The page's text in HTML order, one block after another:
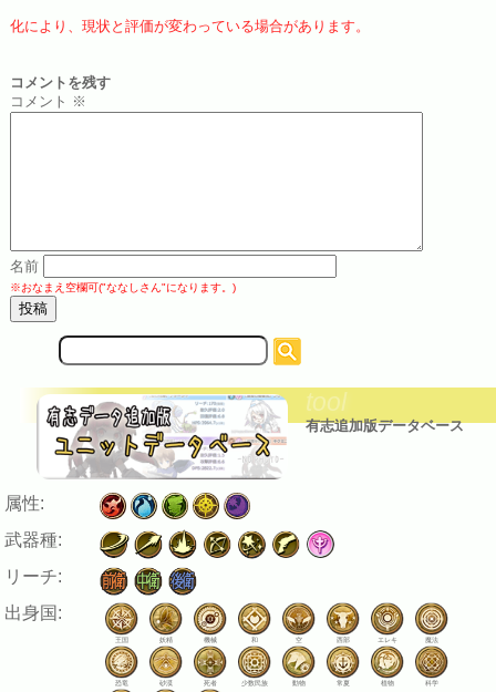
化により、現状と評価が変わっている場合があります。
コメントを残す
コメント ※
名前
※おなまえ空欄可("ななしさん"になります。)
サ
イ
内
検
索:
tool
有志追加版データベース
属性:
武器種:
リーチ:
出身国:
王国 妖精 機械 和 空 西部 エレキ 魔法
恐竜 砂漠 死者 少数民族 動物 常夏 植物 科学